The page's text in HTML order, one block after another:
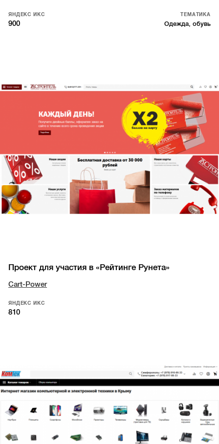
ЯНДЕКС ИКС
900
ТЕМАТИКА
Одежда, обувь
Проект для участия в «Рейтинге Рунета»
Cart-Power
ЯНДЕКС ИКС
810